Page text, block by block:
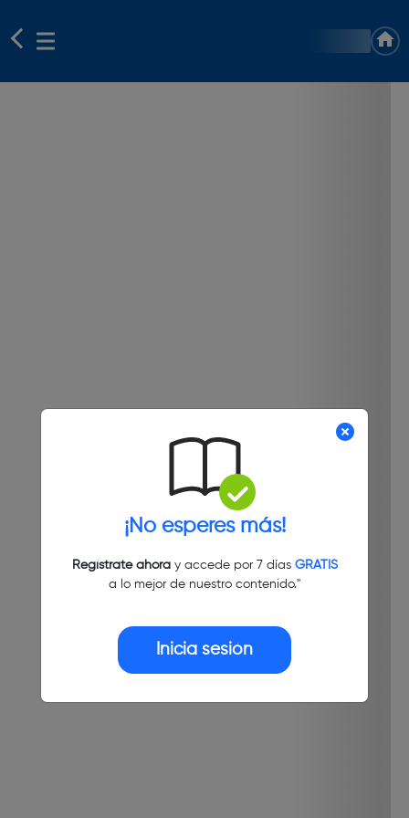
¡No esperes más!
Regístrate ahoray accede por 7 días GRATIS
a lo mejor de nuestro contenido."
Inicia sesión